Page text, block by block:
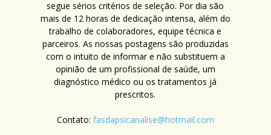
segue sérios critérios de seleção. Por dia são
mais de 12 horas de dedicação intensa, além do
trabalho de colaboradores, equipe técnica e
parceiros. As nossas postagens são produzidas
com o intuito de informar e não substituem a
opinião de um profissional de saúde, um
diagnóstico médico ou os tratamentos já
prescritos.
Contato: fasdapsicanalise@hotmail.com